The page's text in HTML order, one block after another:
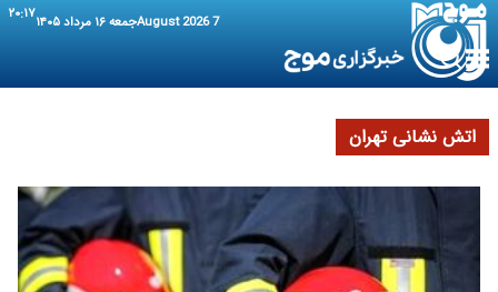
7 August 2026 جمعه ۱۶ مرداد ۱۴۰۵ ۲۰:۱۷
اتش نشانی تهران